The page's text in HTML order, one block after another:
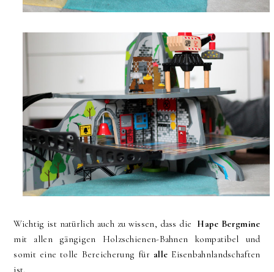
Wichtig ist natürlich auch zu wissen, dass die
Hape Bergmine
mit allen gängigen Holzschienen-Bahnen kompatibel und
somit eine tolle Bereicherung für alle Eisenbahnlandschaften